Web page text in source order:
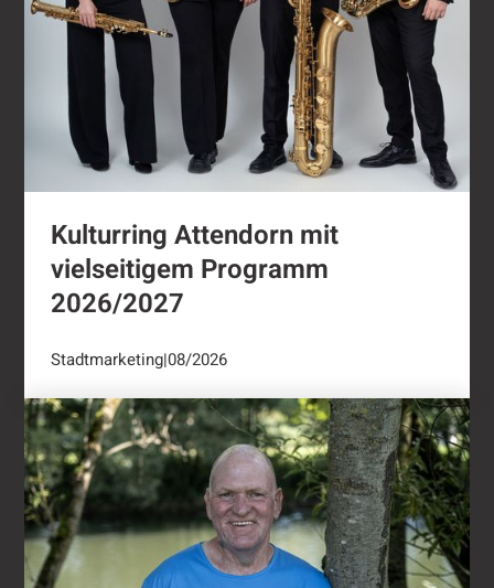
Kulturring Attendorn mit
vielseitigem Programm
2026/2027
Stadtmarketing|08/2026
"Oli radelt"...nach Attendorn